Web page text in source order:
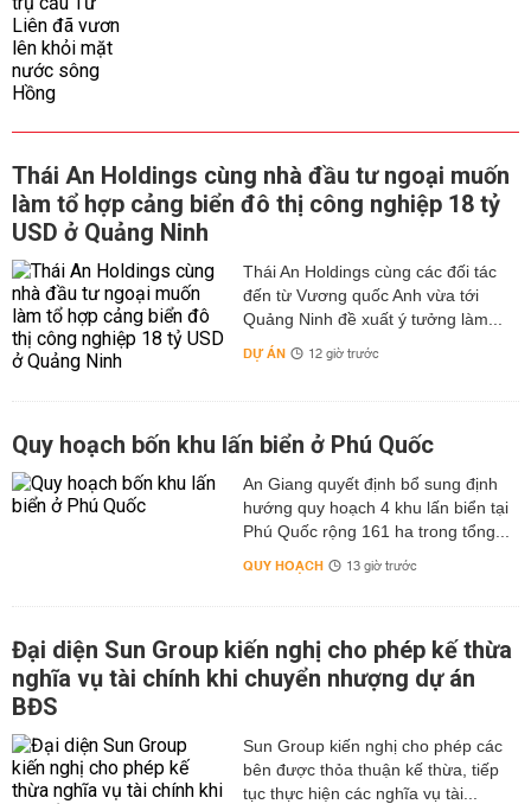
Thái An Holdings cùng nhà đầu tư ngoại muốn
làm tổ hợp cảng biển đô thị công nghiệp 18 tỷ
USD ở Quảng Ninh
Thái An Holdings cùng các đối tác
đến từ Vương quốc Anh vừa tới
Quảng Ninh đề xuất ý tưởng làm...
DỰ ÁN 12 giờ trước
Quy hoạch bốn khu lấn biển ở Phú Quốc
An Giang quyết định bổ sung định
hướng quy hoạch 4 khu lấn biển tại
Phú Quốc rộng 161 ha trong tổng...
QUY HOẠCH 13 giờ trước
Đại diện Sun Group kiến nghị cho phép kế thừa
nghĩa vụ tài chính khi chuyển nhượng dự án
BĐS
Sun Group kiến nghị cho phép các
bên được thỏa thuận kế thừa, tiếp
tục thực hiện các nghĩa vụ tài...